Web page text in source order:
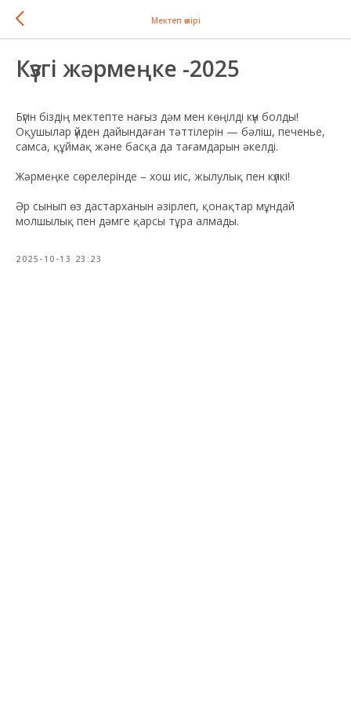
Мектеп өмірі
Күзгі жәрмеңке -2025
Бүгін біздің мектепте нағыз дәм мен көңілді күн болды!
Оқушылар үйден дайындаған тәттілерін — бәліш, печенье,
самса, құймақ және басқа да тағамдарын әкелді.
Жәрмеңке сөрелерінде – хош иіс, жылулық пен күлкі!
Әр сынып өз дастарханын әзірлеп, қонақтар мұндай
молшылық пен дәмге қарсы тұра алмады.
2025-10-13 23:23